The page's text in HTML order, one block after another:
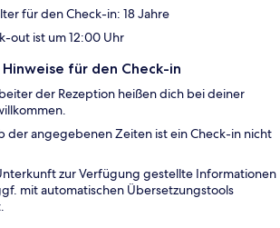
für den Check-in: 18 Jahre
out ist um 12:00 Uhr
für den Check-in
der Rezeption heißen dich bei deiner
der angegebenen Zeiten ist ein Check-in nicht
zur Verfügung gestellte Informationen
mit automatischen Übersetzungstools